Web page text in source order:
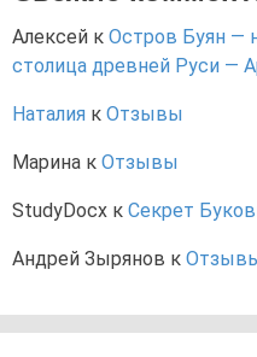
Алексей к Остров Буян —
столица древней Руси —
Наталия к Отзывы
Марина к Отзывы
StudyDocx к Секрет
Андрей Зырянов к